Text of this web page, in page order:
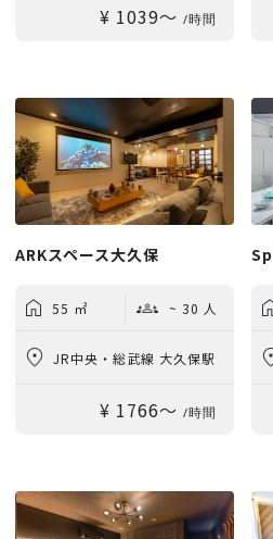
¥ 1039〜 /時間
ARKスペース大久保
55 ㎡ ~ 30 人
JR中央・総武線 大久保駅
徒歩1分¥ 1766〜 /時間